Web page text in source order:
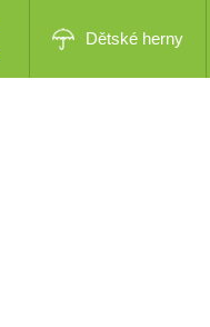
Dětské herny